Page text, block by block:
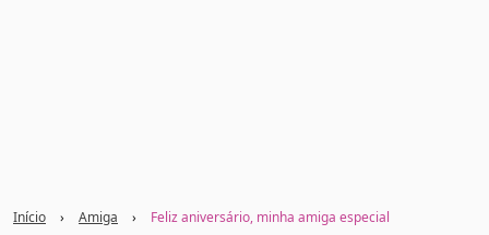
Início › Amiga › Feliz aniversário, minha amiga especial